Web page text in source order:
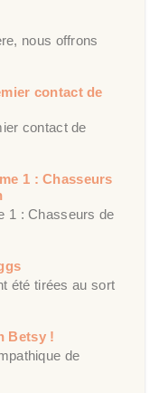
nous offrons
contact de
contact de
1 : Chasseurs
1 : Chasseurs de
été tirées au sort
Betsy !
de